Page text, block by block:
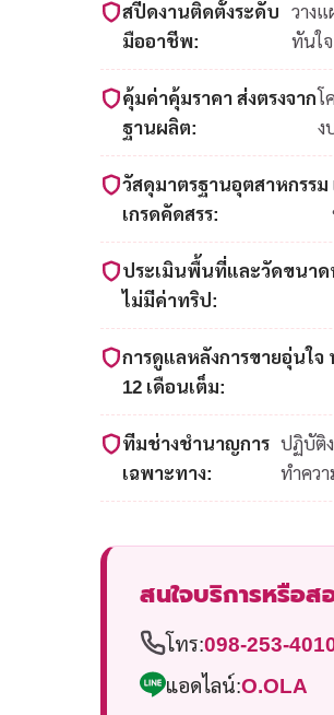
สปีดงานติดตั้งระดับ
มืออาชีพ:
วาง
ทันใจ
คุ้มค่าคุ้มราคา ส่งตรงจาก
ฐานผลิต:
โ
ง
วัสดุมาตรฐานอุตสาหกรรม
เกรดคัดสรร:
ประเมินพื้นที่และวัดขนาด
ไม่มีค่าทริป:
การดูแลหลังการขายอุ่นใจ
12 เดือนเต็ม:
ทีมช่างชำนาญการ
เฉพาะทาง:
ปฏิบัติ
ทำคว
สนใจบริการหรือส
โทร:098-253-
แอดไลน์:O.OLA